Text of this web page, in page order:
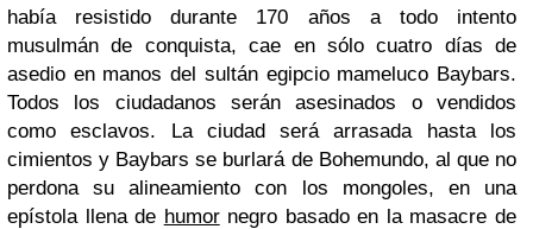
había resistido durante 170 años a todo intento
musulmán de conquista, cae en sólo cuatro días de
asedio en manos del sultán egipcio mameluco Baybars.
Todos los ciudadanos serán asesinados o vendidos
como esclavos. La ciudad será arrasada hasta los
cimientos y Baybars se burlará de Bohemundo, al que no
perdona su alineamiento con los mongoles, en una
epístola llena de humornegro basado en la masacre de